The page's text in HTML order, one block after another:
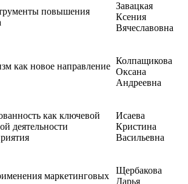
повышения
Завацкая
Ксения
Вячеславовна
как новое направление
Колпащикова
Оксана
Андреевна
как ключевой
деятельности
Исаева
Кристина
Васильевна
маркетинговых
Щербакова
Дарья